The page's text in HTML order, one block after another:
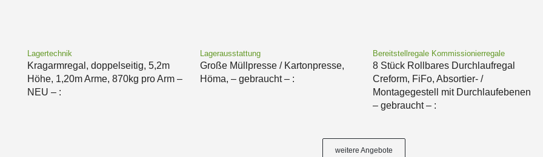
Lagertechnik
Kragarmregal, doppelseitig, 5,2m
Höhe, 1,20m Arme, 870kg pro Arm –
NEU – :
Lagerausstattung
Große Müllpresse / Kartonpresse,
Höma, – gebraucht – :
Bereitstellregale Kommissionierregale
8 Stück Rollbares Durchlaufregal
Creform, FiFo, Absortier- /
Montagegestell mit Durchlaufebenen
– gebraucht – :
weitere Angebote